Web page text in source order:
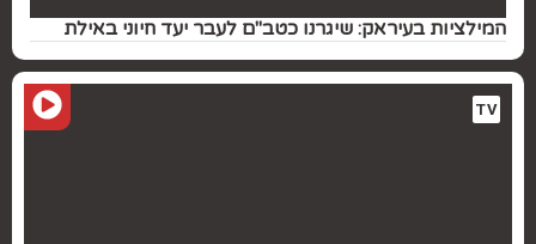
המילציות בעיראק: שיגרנו כטב"ם לעבר יעד חיוני באילת
TV